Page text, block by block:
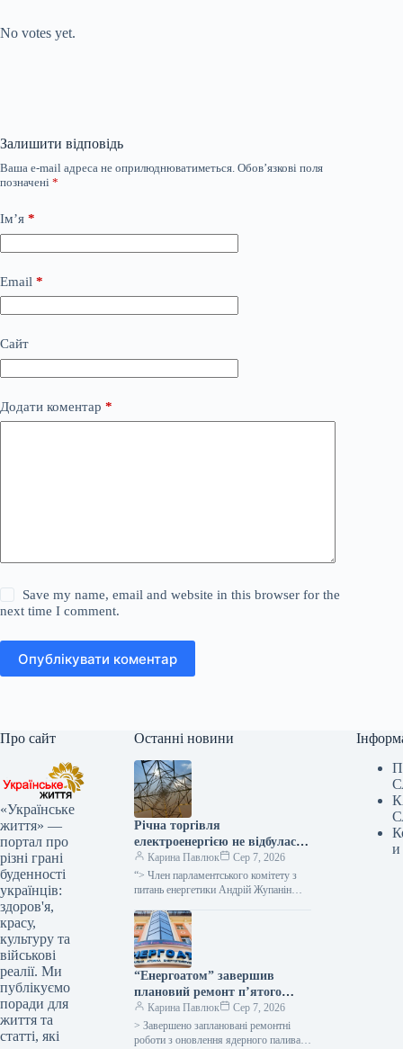
No votes yet.
Залишити відповідь
Ваша e-mail адреса не оприлюднюватиметься. Обов’язкові поля
позначені *
Ім’я *
Email *
Сайт
Додати коментар *
Save my name, email and website in this browser for the
next time I comment.
Опублікувати коментар
Про сайт
«Українське
життя» —
портал про
різні грані
буденності
українців:
здоров'я,
красу,
культуру та
військові
реалії. Ми
публікуємо
поради для
життя та
статті, які
Останні новини
Річна торгівля
електроенергією не відбулася
через військові загрози для
покупців та надмірну
вартість, як заявив народний
Карина Павлюк
Сер 7, 2026
“> Член парламентського комітету з
питань енергетики Андрій Жупанін
невдачі аукціону з реалізації
електроенергії…
“Енергоатом” завершив
плановий ремонт п’ятого
енергоблоку
Карина Павлюк
Сер 7, 2026
> Завершено заплановані ремонтні
роботи з оновлення ядерного палива
и